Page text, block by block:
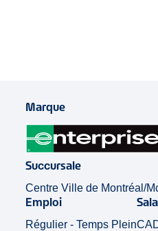
Marque
Succursale
Centre Ville de Montréal/
Emploi
Régulier - Temps Plein